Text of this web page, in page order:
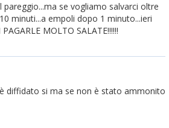
se vogliamo salvarci oltre
minuti...a empoli dopo 1 minuto...ieri
MOLTO SALATE!!!!!!
diffidato si ma se non è stato ammonito